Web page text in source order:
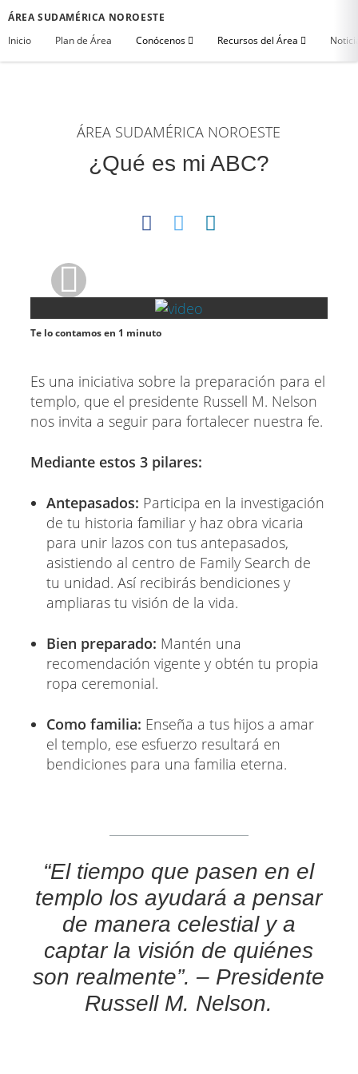
ÁREA SUDAMÉRICA NOROESTE
Inicio
Plan de Área Conócenos Recursos del Área
ÁREA SUDAMÉRICA NOROESTE
¿Qué es mi ABC?
Te lo contamos en 1 minuto
Es una iniciativa sobre la preparación para el
templo, que el presidente Russell M. Nelson
nos invita a seguir para fortalecer nuestra fe.
Mediante estos 3 pilares:
Antepasados: Participa en la investigación
de tu historia familiar y haz obra vicaria
para unir lazos con tus antepasados,
asistiendo al centro de Family Search de
tu unidad. Así recibirás bendiciones y
ampliaras tu visión de la vida.
Bien preparado: Mantén una
recomendación vigente y obtén tu propia
ropa ceremonial.
Como familia: Enseña a tus hijos a amar
el templo, ese esfuerzo resultará en
bendiciones para una familia eterna.
“El tiempo que pasen en el
templo los ayudará a pensar
de manera celestial y a
captar la visión de quiénes
son realmente”. – Presidente
Russell M. Nelson.